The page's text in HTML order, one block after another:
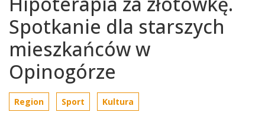
Spotkanie dla starszych
mieszkańców w
Opinogórze
Region Sport Kultura